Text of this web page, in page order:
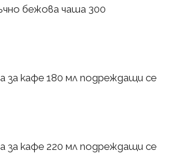
бежова чаша 300
за кафе 180 мл подреждащи се
за кафе 220 мл подреждащи се